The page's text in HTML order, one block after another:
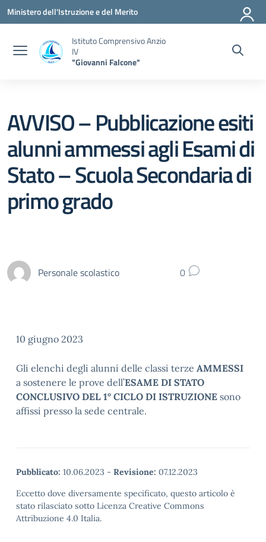
Vai ai contenuti
Vai al menu di navigazione
Vai al footer
Ministero dell'Istruzione e del Merito
Istituto Comprensivo Anzio
IV
"Giovanni Falcone"
AVVISO – Pubblicazione esiti
alunni ammessi agli Esami di
Stato – Scuola Secondaria di
primo grado
Personale scolastico 0
10 giugno 2023
Gli elenchi degli alunni delle classi terze AMMESSI
a sostenere le prove dell’ESAME DI STATO
CONCLUSIVO DEL 1° CICLO DI ISTRUZIONE sono
affissi presso la sede centrale.
Pubblicato: 10.06.2023 - Revisione: 07.12.2023
Eccetto dove diversamente specificato, questo articolo è
stato rilasciato sotto Licenza Creative Commons
Attribuzione 4.0 Italia.